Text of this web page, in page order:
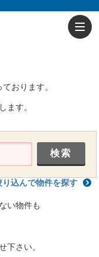
おります。
ます。
り込んで物件を探す
い物件も
下さい。